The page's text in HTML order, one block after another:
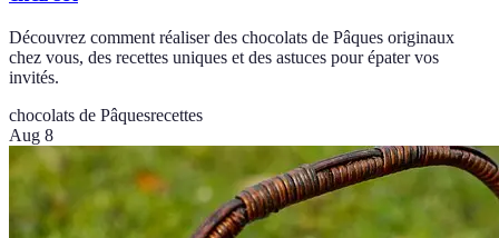
Découvrez comment réaliser des chocolats de Pâques originaux
chez vous, des recettes uniques et des astuces pour épater vos
invités.
chocolats de Pâquesrecettes
Aug 8